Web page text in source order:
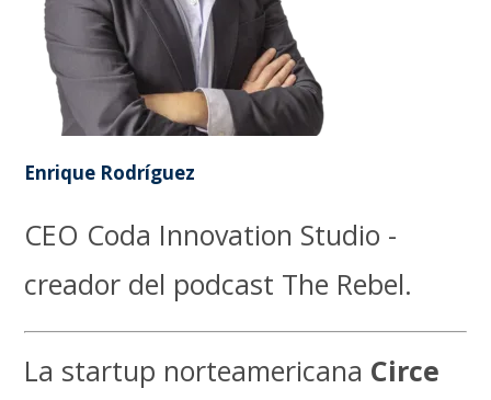
Enrique Rodríguez
CEO Coda Innovation Studio -
creador del podcast The Rebel.
La startup norteamericana Circe